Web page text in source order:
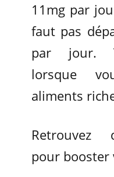
11mg par
faut pas
par jour.
lorsque
aliments
Retrouvez
pour